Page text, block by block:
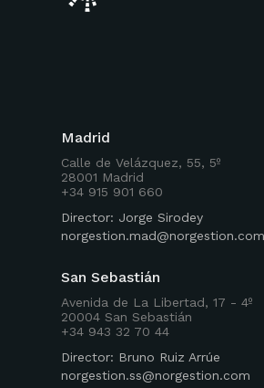
Madrid
Calle de Velázquez, 55, 5º
28001 Madrid
+34 915 901 660
Director: Jorge Sirodey
norgestion.mad@norgestion.com
San Sebastián
Avenida de La Libertad, 17 - 4º
20004 San Sebastián
+34 943 32 70 44
Director: Bruno Ruiz Arrúe
norgestion.ss@norgestion.com